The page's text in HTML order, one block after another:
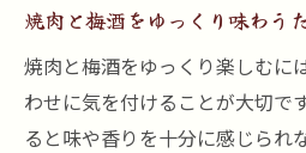
焼肉と梅酒をゆっくり味わう
焼肉と梅酒をゆっくり楽しむに
わせに気を付けることが大切で
ると味や香りを十分に感じられ